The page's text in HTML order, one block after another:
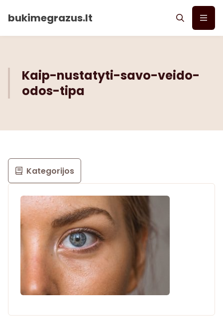
bukimegrazus.lt
Kaip-nustatyti-savo-veido-
odos-tipa
Kategorijos